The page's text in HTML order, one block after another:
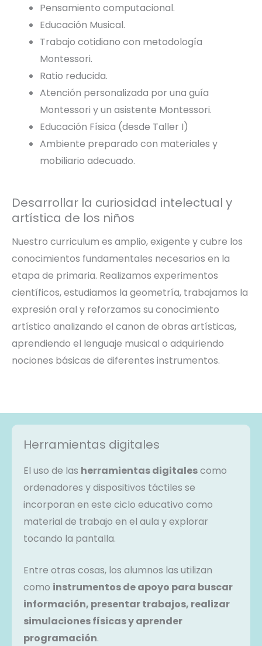
Pensamiento computacional.
Educación Musical.
Trabajo cotidiano con metodología
Montessori.
Ratio reducida.
Atención personalizada por una guía
Montessori y un asistente Montessori.
Educación Física (desde Taller I)
Ambiente preparado con materiales y
mobiliario adecuado.
Desarrollar la curiosidad intelectual y
artística de los niños
Nuestro curriculum es amplio, exigente y cubre los
conocimientos fundamentales necesarios en la
etapa de primaria. Realizamos experimentos
científicos, estudiamos la geometría, trabajamos la
expresión oral y reforzamos su conocimiento
artístico analizando el canon de obras artísticas,
aprendiendo el lenguaje musical o adquiriendo
nociones básicas de diferentes instrumentos.
Herramientas digitales
El uso de las herramientas digitalescomo
ordenadores y dispositivos táctiles se
incorporan en este ciclo educativo como
material de trabajo en el aula y explorar
tocando la pantalla.
Entre otras cosas, los alumnos las utilizan
como instrumentos de apoyo para buscar
información, presentar trabajos, realizar
simulaciones físicas y aprender
programación.